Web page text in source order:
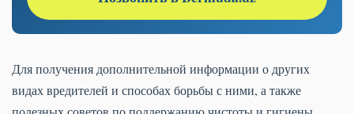
Для получения дополнительной информации о других
видах вредителей и способах борьбы с ними, а также